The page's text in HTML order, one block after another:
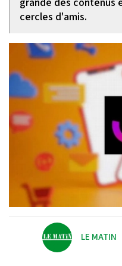
cercles d'amis.
LE MATIN